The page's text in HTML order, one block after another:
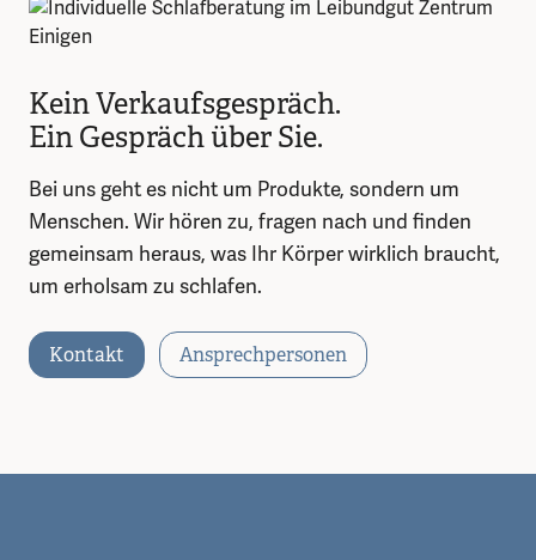
Kein Verkaufsgespräch.
Ein Gespräch über Sie.
Bei uns geht es nicht um Produkte, sondern um
Menschen. Wir hören zu, fragen nach und finden
gemeinsam heraus, was Ihr Körper wirklich braucht,
um erholsam zu schlafen.
Kontakt Ansprechpersonen